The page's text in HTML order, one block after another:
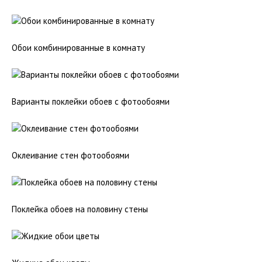
Обои комбинированные в комнату
Варианты поклейки обоев с фотообоями
Оклеивание стен фотообоями
Поклейка обоев на половину стены